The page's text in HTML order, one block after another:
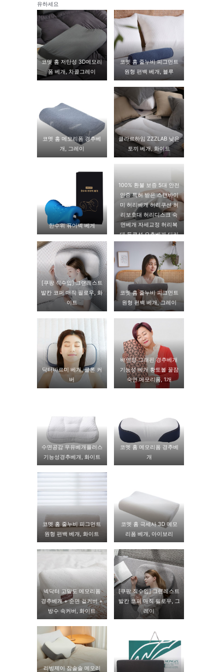
유하세요
코멧 홈 저탄성 3D메모리
폼 베개, 차콜그레이
코멧 홈 줄누비 피그먼트
원형 편백 베개, 블루
코멧 홈 메모리폼 경추베
개, 그레이
클라르하임 ZZZLAB 낮은
토끼 베개, 화이트
한수위 퓨어넥 베게
100% 환불 보증 5대 안전
인증 특허 받은 스탠바이
미 허리베개 허리쿠션 허
리보호대 허리디스크 숙
면베개 자세교정 허리복
대 등쿠션 요추베개 다리
[쿠팡 직수입] 그랜레스트
발칸 코퍼 매직 필로우, 화
이트
코멧 홈 줄누비 피그먼트
원형 편백 베개, 그레이
닥터바르미 베개, 쿨론 커
버
배연정 그래핀 경추베개
기능성 베개 황토볼 꿀잠
숙면 메모리폼, 1개
수면공감 우유베개플러스
기능성경추베개, 화이트
코멧 홈 메모리폼 경추베
개
코멧 홈 줄누비 피그먼트
원형 편백 베개, 화이트
코멧 홈 극세사 3D 메모
리폼 베개, 아이보리
넥닥터 고밀도 메모리폼
경추베개 + 순면 겉커버 +
방수 속커버, 화이트
[쿠팡 직수입] 그랜레스트
발칸 코퍼 매직 필로우, 그
레이
리빙제이 잠솔솔 메모리